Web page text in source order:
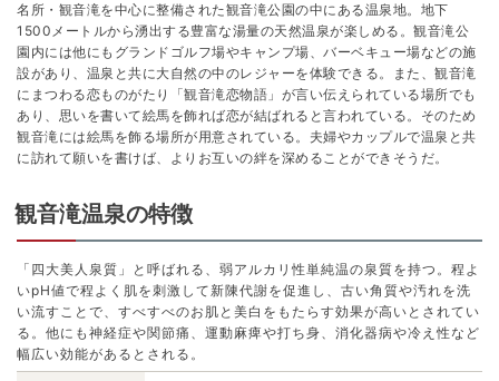
名所・観音滝を中心に整備された観音滝公園の中にある温泉地。地下
1500メートルから湧出する豊富な湯量の天然温泉が楽しめる。観音滝公
園内には他にもグランドゴルフ場やキャンプ場、バーベキュー場などの施
設があり、温泉と共に大自然の中のレジャーを体験できる。また、観音滝
にまつわる恋ものがたり「観音滝恋物語」が言い伝えられている場所でも
あり、思いを書いて絵馬を飾れば恋が結ばれると言われている。そのため
観音滝には絵馬を飾る場所が用意されている。夫婦やカップルで温泉と共
に訪れて願いを書けば、よりお互いの絆を深めることができそうだ。
観音滝温泉の特徴
「四大美人泉質」と呼ばれる、弱アルカリ性単純温の泉質を持つ。程よ
いpH値で程よく肌を刺激して新陳代謝を促進し、古い角質や汚れを洗
い流すことで、すべすべのお肌と美白をもたらす効果が高いとされてい
る。他にも神経症や関節痛、運動麻痺や打ち身、消化器病や冷え性など
幅広い効能があるとされる。